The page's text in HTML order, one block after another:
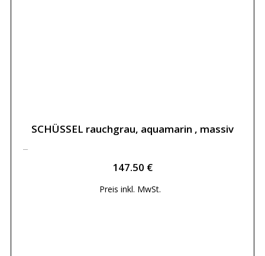
SCHÜSSEL rauchgrau, aquamarin , massiv
147.50 €
147.50 €
Preis inkl. MwSt.